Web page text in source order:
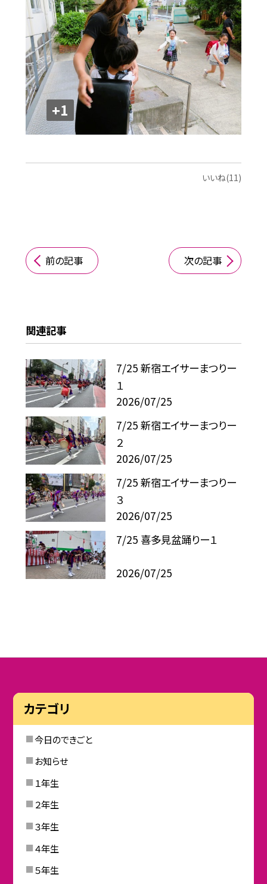
+1
いいね(11)
前の記事 次の記事
関連記事
7/25 新宿エイサーまつりー
１
2026/07/25
7/25 新宿エイサーまつりー
２
2026/07/25
7/25 新宿エイサーまつりー
３
2026/07/25
7/25 喜多見盆踊りー１
2026/07/25
カテゴリ
今日のできごと
お知らせ
１年生
２年生
３年生
４年生
５年生